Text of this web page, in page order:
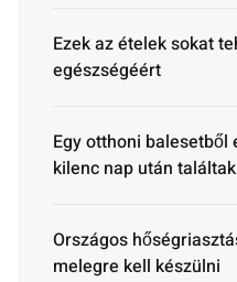
Ezek az ételek sokat
egészségéért
Egy otthoni
kilenc nap után
Országos
melegre kell készülni